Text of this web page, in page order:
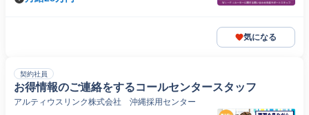
気になる
契約社員
お得情報のご連絡をするコールセンタースタッフ
アルティウスリンク株式会社 沖縄採用センター